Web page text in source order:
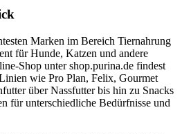
Marken im Bereich Tiernahrung
für Hunde, Katzen und andere
Shop unter shop.purina.de findest
wie Pro Plan, Felix, Gourmet
über Nassfutter bis hin zu Snacks
für unterschiedliche Bedürfnisse und